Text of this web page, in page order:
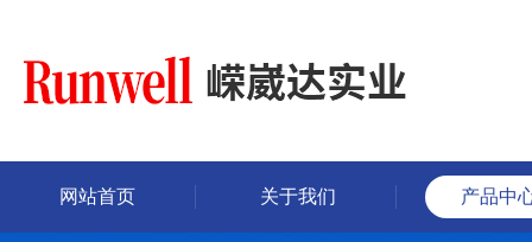
网站首页 关于我们 产品中